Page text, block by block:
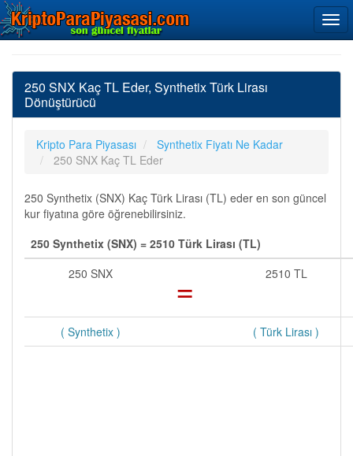
250 SNX Kaç TL Eder, Synthetix Türk Lirası
Dönüştürücü
Kripto Para Piyasası
Synthetix Fiyatı Ne Kadar
250 SNX Kaç TL Eder
250 Synthetix (SNX) Kaç Türk Lirası (TL) eder en son güncel
kur fiyatına göre öğrenebilirsiniz.
250 Synthetix (SNX) = 2510 Türk Lirası (TL)
250 SNX
= 2510 TL
( Synthetix ) ( Türk Lirası )